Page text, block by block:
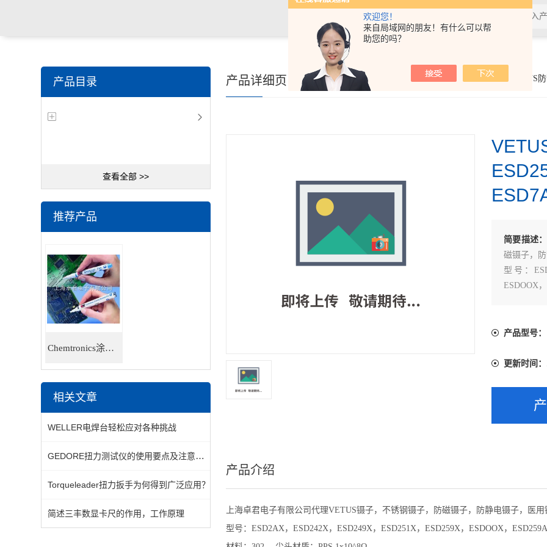
欢迎您！
来自局域网的朋友！有什么可以帮
助您的吗？
产品目录
查看全部 >>
推荐产品
Chemtronics涂层笔
相关文章
WELLER电焊台轻松应对各种挑战
GEDORE扭力测试仪的使用要点及注意事项
Torqueleader扭力扳手为何得到广泛应用？
简述三丰数显卡尺的作用，工作原理
你的位置： 产品展示> > 瑞士VETUS >VETUS防
产品详细页
简要描述：
磁镊子，
型号：
ESDOOX
产品型号：
更新时间：
产品介绍
上海卓君电子有限公司代理VETUS镊子，不锈钢镊子，防磁镊子，防静电镊子，医用
型号：ESD2AX，ESD242X，ESD249X，ESD251X，ESD259X，ESDOOX，